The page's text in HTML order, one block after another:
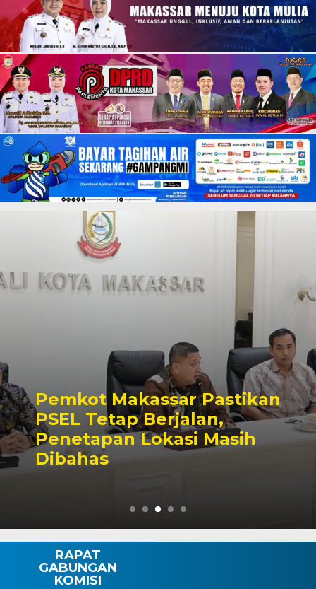
Pemkot Makassar Pastikan
PSEL Tetap Berjalan,
Penetapan Lokasi Masih
Dibahas
RAPAT
GABUNGAN
KOMISI